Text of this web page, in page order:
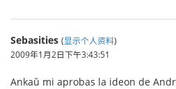
Sebasities (显示个人资料)
2009年1月2日下午3:43:51
Ankaŭ mi aprobas la ideon de